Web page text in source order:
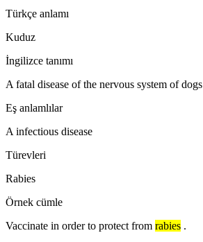
Türkçe anlamı
Kuduz
İngilizce tanımı
A fatal disease of the nervous system of dogs
Eş anlamlılar
A infectious disease
Türevleri
Rabies
Örnek cümle
Vaccinate in order to protect from rabies .